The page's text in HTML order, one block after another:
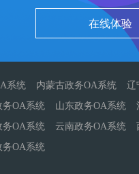
在线体验
系统 内蒙古政务OA系统 辽
务OA系统 山东政务OA系统
务OA系统 云南政务OA系统
务OA系统